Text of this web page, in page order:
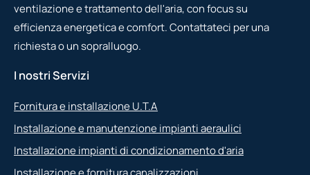
ventilazione e trattamento dell'aria, con focus su
efficienza energetica e comfort. Contattateci per una
richiesta o un sopralluogo.
I nostri Servizi
Fornitura e installazione U.T.A
Installazione e manutenzione impianti aeraulici
Installazione impianti di condizionamento d'aria